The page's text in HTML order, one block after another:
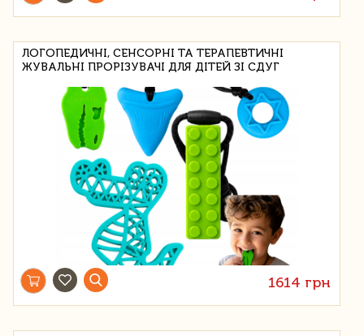
ЛОГОПЕДИЧНІ, СЕНСОРНІ ТА ТЕРАПЕВТИЧНІ
ЖУВАЛЬНІ ПРОРІЗУВАЧІ ДЛЯ ДІТЕЙ ЗІ СДУГ
1614 грн